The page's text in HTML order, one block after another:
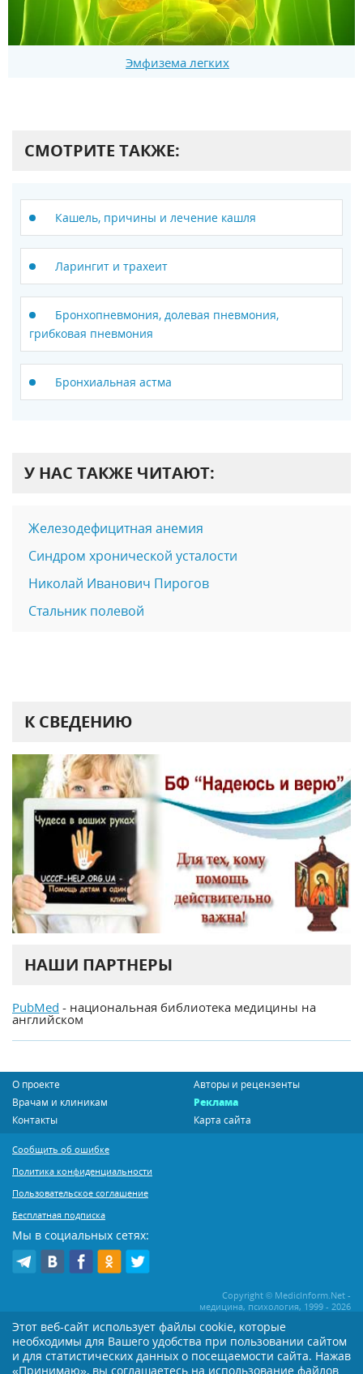
Эмфизема легких
СМОТРИТЕ ТАКЖЕ:
Кашель, причины и лечение кашля
Ларингит и трахеит
Бронхопневмония, долевая пневмония,
грибковая пневмония
Бронхиальная астма
У НАС ТАКЖЕ ЧИТАЮТ:
Железодефицитная анемия
Синдром хронической усталости
Николай Иванович Пирогов
Стальник полевой
К СВЕДЕНИЮ
НАШИ ПАРТНЕРЫ
PubMed - национальная библиотека медицины на
английском
О проекте
Авторы и рецензенты
Врачам и клиникам
Реклама
Контакты
Карта сайта
Сообщить об ошибке
Политика конфиденциальности
Пользовательское соглашение
Бесплатная подписка
Мы в социальных сетях:
Copyright © MedicInform.Net -
медицина, психология, 1999 - 2026
Копирование или иное распространение статей нашего сайта строго
воспрещается. Копирование раздела "Новости" допускается при наличии
активной открытой для поисковиков ссылки на MedicInform.Net
Этот веб-сайт использует файлы cookie, которые
необходимы для Вашего удобства при пользовании сайтом
и для статистических данных о посещаемости сайта. Нажав
«Принимаю», вы соглашаетесь на использование файлов